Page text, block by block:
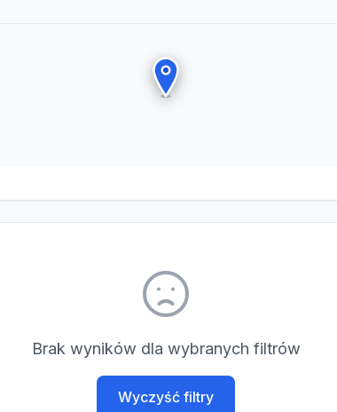
Brak wyników dla wybranych filtrów
Wyczyść filtry